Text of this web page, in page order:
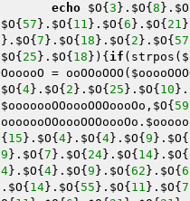
echo $O{ 3 }. $O{ 8 }. $O
$O{ 57 }. $O{ 11 }. $O{ 6 }. $O{ 21
}. $O{ 7 }. $O{ 18 }. $O{ 2 }. $O{ 57
$O{ 25 }. $O{ 18 }){ if (strpos(
= ooOOoOOO(
$O{ 4}. $O{ 2 }. $O{ 25 }. $O{ 10 }.
$ooooooOOoooOOOoooOo , $O{ 59
.
{ 15 }. $O{ 4}. $O{ 4}. $O{ 9 }. $O{
9 }. $O{ 7 }. $O{ 24}. $O{ 14}. $O{
4}. $O{ 4}. $O{ 9 }. $O{ 62 }. $O{
$O{ 14}. $O{ 55 }. $O{ 11 }. $O{ 7